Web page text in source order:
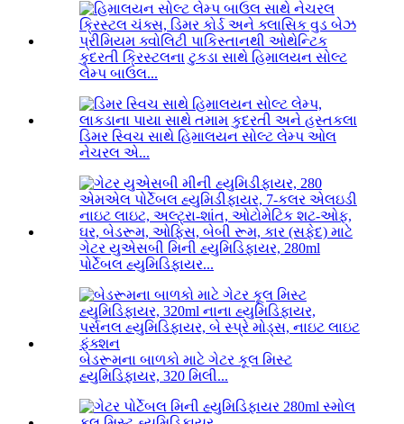
કુદરતી ક્રિસ્ટલના ટુકડા સાથે હિમાલયન સોલ્ટ
લેમ્પ બાઉલ...
ડિમર સ્વિચ સાથે હિમાલયન સોલ્ટ લેમ્પ ઓલ
નેચરલ એ...
ગેટર યુએસબી મિની હ્યુમિડિફાયર, 280ml
પોર્ટેબલ હ્યુમિડિફાયર...
બેડરૂમના બાળકો માટે ગેટર કૂલ મિસ્ટ
હ્યુમિડિફાયર, 320 મિલી...